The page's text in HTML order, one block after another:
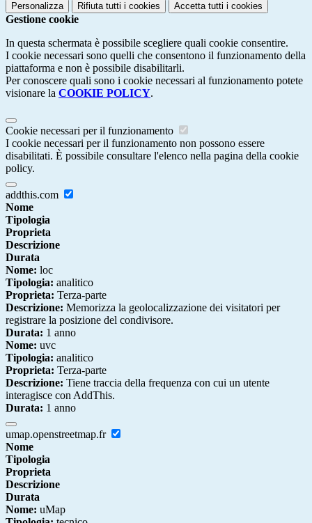
Personalizza Rifiuta tutti i cookies Accetta tutti i cookies
Gestione cookie
In questa schermata è possibile scegliere quali cookie consentire.
I cookie necessari sono quelli che consentono il funzionamento della
piattaforma e non è possibile disabilitarli.
Per conoscere quali sono i cookie necessari al funzionamento potete
visionare la COOKIE POLICY.
Cookie necessari per il funzionamento
I cookie necessari per il funzionamento non possono essere
disabilitati. È possibile consultare l'elenco nella pagina della cookie
policy.
addthis.com
Nome
Tipologia
Proprieta
Descrizione
Durata
Nome: loc
Tipologia: analitico
Proprieta: Terza-parte
Descrizione: Memorizza la geolocalizzazione dei visitatori per
registrare la posizione del condivisore.
Durata: 1 anno
Nome: uvc
Tipologia: analitico
Proprieta: Terza-parte
Descrizione: Tiene traccia della frequenza con cui un utente
interagisce con AddThis.
Durata: 1 anno
umap.openstreetmap.fr
Nome
Tipologia
Proprieta
Descrizione
Durata
Nome: uMap